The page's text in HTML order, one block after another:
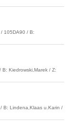
105DA90 / B:
Kiedrowski,Marek / Z:
B: Lindena,Klaas u.Karin /